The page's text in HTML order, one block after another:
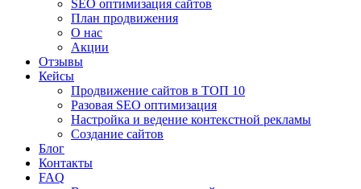
SEO оптимизация сайтов
План продвижения
О нас
Акции
Отзывы
Кейсы
Продвижение сайтов в ТОП 10
Разовая SEO оптимизация
Настройка и ведение контекстной рекламы
Создание сайтов
Блог
Контакты
FAQ